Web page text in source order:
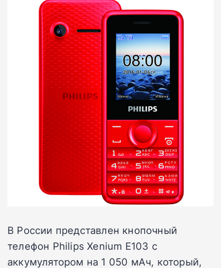
В России представлен кнопочный
телефон Philips Xenium E103 с
аккумулятором на 1 050 мАч, который,